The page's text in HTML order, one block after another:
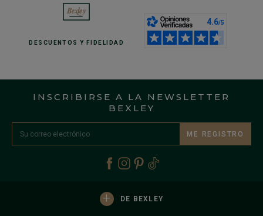
DESCUENTOS Y FIDELIDAD
INSCRIBIRSE A LA NEWSLETTER
BEXLEY
ME REGISTRO
+ DE BEXLEY